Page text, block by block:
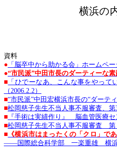
横浜の
資料
● 「脳卒中から助かる会」ホームペー
●“市民派”中田市長のダーティーな素
■ 「ひでーなあ、こんな事をやっ
（2006.2.2）
■“市民派”中田宏横浜市長の“ダー
■松岡慈子先生不当人事不服審査、第
■ 『手術は実績作り』 脳血管医療
■松岡慈子先生不当人事不服審査 第
■ 《横浜市はまったくの「クロ」で
――国際総合科学部 一楽重雄 横浜市